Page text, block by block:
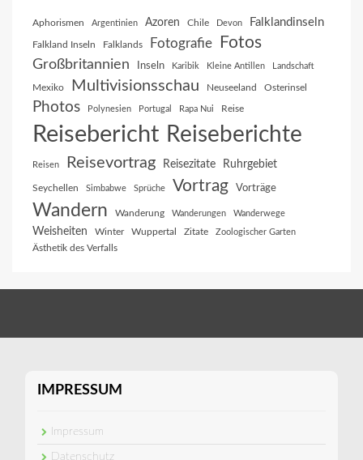
Aphorismen Argentinien Azoren Chile Devon Falklandinseln
Falkland Inseln Falklands Fotografie Fotos
Großbritannien Inseln Karibik Kleine Antillen Landschaft
Mexiko Multivisionsschau Neuseeland Osterinsel
Photos Polynesien Portugal Rapa Nui Reise
Reisebericht Reiseberichte
Reisen Reisevortrag Reisezitate Ruhrgebiet
Seychellen Simbabwe Sprüche Vortrag Vorträge
Wandern Wanderung Wanderungen Wanderwege
Weisheiten Winter Wuppertal Zitate Zoologischer Garten
Ästhetik des Verfalls
IMPRESSUM
Impressum
Datenschutz